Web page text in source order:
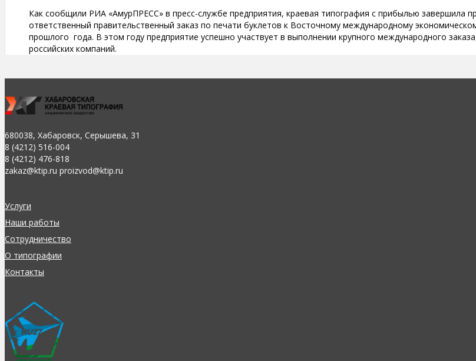
Как сообщили РИА «АмурПРЕСС» в пресс-службе предприятия, краевая типография с прибылью завершила
ответственный правительственный заказ по печати буклетов к Восточному международному
прошлого года. В этом году предприятие успешно участвует в выполнении крупного международного
российских компаний.
680038, Хабаровск, Серышева, 31
8 (4212) 516-004
8 (4212) 476-818
zakaz@ktip.ru proizvod@ktip.ru
Услуги
Наши работы
Сотрудничество
О типографии
Контакты